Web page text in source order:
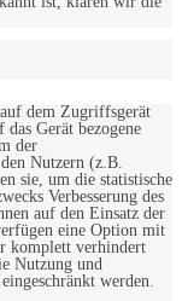
dem Zugriffsgerät
Gerät bezogene
der
Nutzern (z.B.
sie, um die statistische
Verbesserung des
auf den Einsatz der
eine Option mit
komplett verhindert
Nutzung und
werden.